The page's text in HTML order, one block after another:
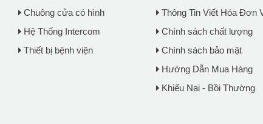
Chuông cửa có hình
Hệ Thống Intercom
Thiết bị bệnh viện
Thông Tin Viết Hóa Đơn
Chính sách chất lượng
Chính sách bảo mật
Hướng Dẫn Mua Hàng
Khiếu Nại - Bồi Thường